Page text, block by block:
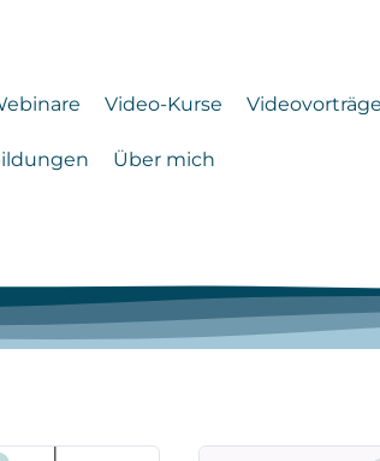
Video-Kurse Videovorträge
Über mich